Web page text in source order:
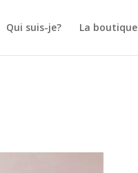
Qui suis-je? La boutique